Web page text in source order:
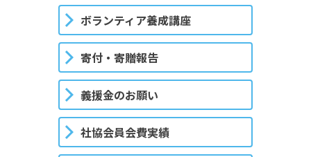
ボランティア養成講座
寄付・寄贈報告
義援金のお願い
社協会員会費実績